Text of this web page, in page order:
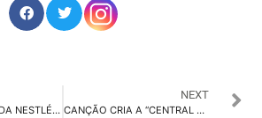
COOKIE CEREAL DA NESTLÉ TEM CAMPANHA CRIADA COM IA GENERATIVA
NEXT
CANÇÃO CRIA A “CENTRAL DO SOFÁ” COM FILME ESTRELADO POR NEYMAR